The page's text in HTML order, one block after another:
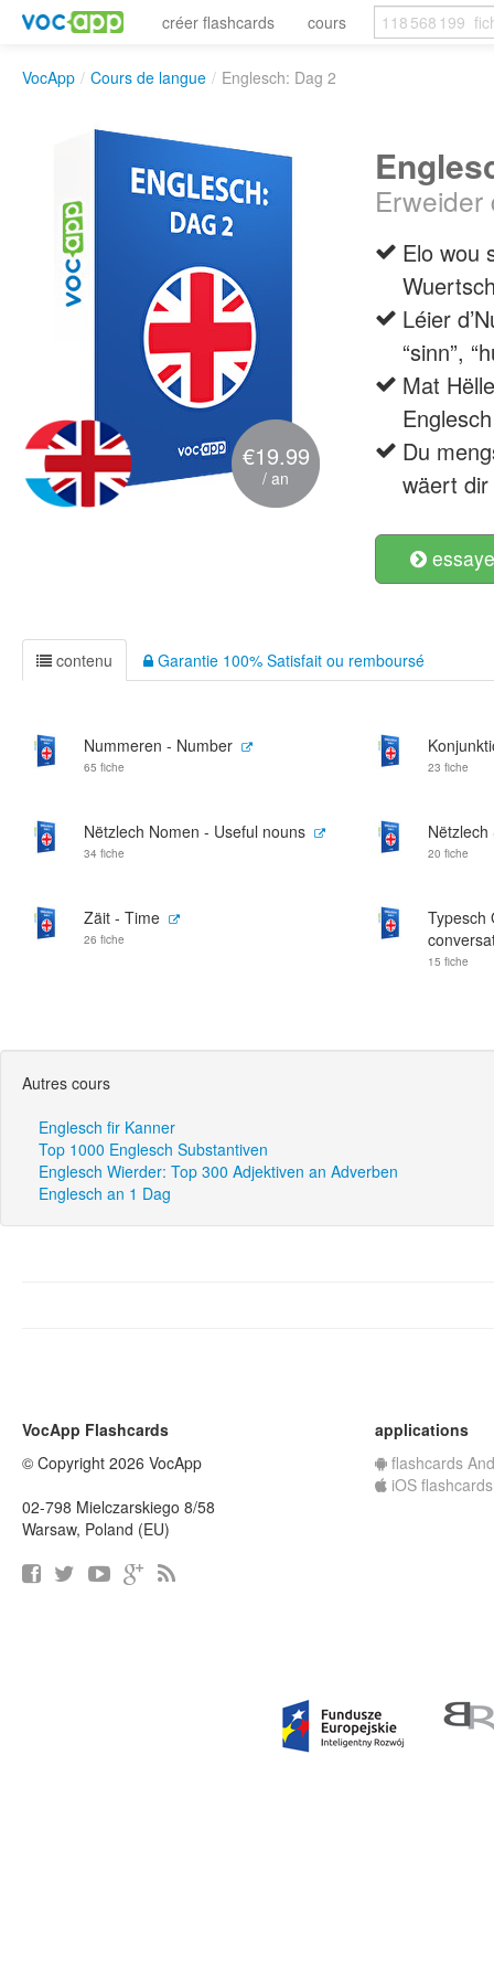
créer flashcards cours
VocApp / Cours de langue / Englesch: Dag 2
€19.99
/ an
Erweider
Elo wou
Léier
“sinn”,
Mat
Du
wäert
contenu Garantie 100% Satisfait ou remboursé
Nummeren - Number
65 fiche 23 fiche
Nëtzlech Nomen - Useful nouns
34 fiche 20 fiche
Zäit - Time
26 fiche
Typesch
15 fiche
Autres cours
Englesch fir Kanner
Top 1000 Englesch Substantiven
Englesch Wierder: Top 300 Adjektiven an Adverben
Englesch an 1 Dag
VocApp Flashcards
© Copyright 2026 VocApp
02-798 Mielczarskiego 8/58
Warsaw, Poland (EU)
applications
flashcards
iOS flashcards